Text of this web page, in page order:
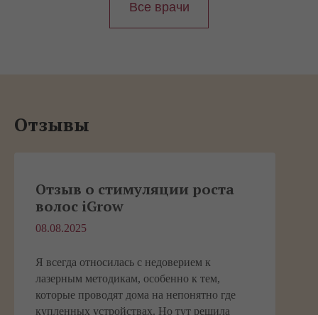
Все врачи
Отзывы
Отзыв о стимуляции роста
волос iGrow
08.08.2025
Я всегда относилась с недоверием к
лазерным методикам, особенно к тем,
которые проводят дома на непонятно где
купленных устройствах. Но тут решила